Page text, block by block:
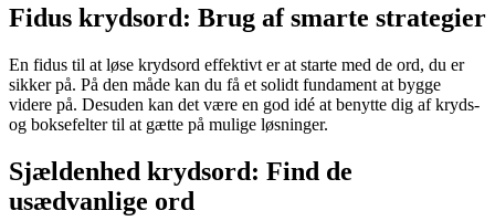
Fidus krydsord: Brug af smarte strategier
En fidus til at løse krydsord effektivt er at starte med de ord, du er
sikker på. På den måde kan du få et solidt fundament at bygge
videre på. Desuden kan det være en god idé at benytte dig af kryds-
og boksefelter til at gætte på mulige løsninger.
Sjældenhed krydsord: Find de
usædvanlige ord